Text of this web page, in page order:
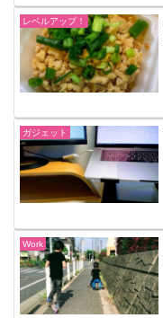
レベルアップ！
ガジェット
Work